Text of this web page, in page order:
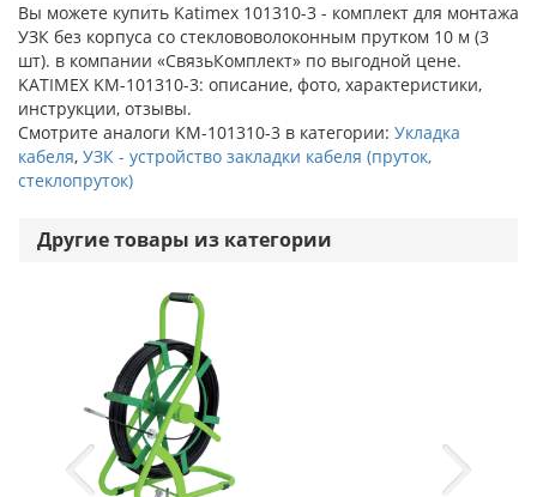
Вы можете купить Katimex 101310-3 - комплект для монтажа
УЗК без корпуса со стеклововолоконным прутком 10 м (3
шт). в компании «СвязьКомплект» по выгодной цене.
KATIMEX KM-101310-3: описание, фото, характеристики,
инструкции, отзывы.
Смотрите аналоги KM-101310-3 в категории: Укладка
кабеля, УЗК - устройство закладки кабеля (пруток,
стеклопруток)
Другие товары из категории